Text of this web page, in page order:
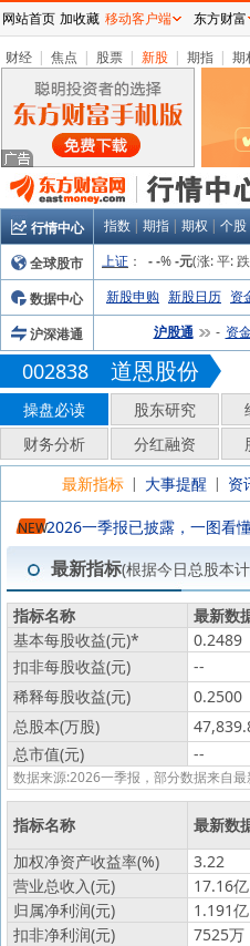
财经 | 焦点 | 股票 | 新股 | 期指 | 期
行情中心 指数 | 期指 | 期权 | 个股
全球股市
上证 ： - -% -元(涨:平:
数据中心
新股申购 新股日历 资
沪深港通
沪股通 - 资
002838 道恩股份
操盘必读
股东研究
财务分析
分红融资
最新指标 | 大事提醒 | 资
NEW2026一季报已披露，一图看
最新指标(根据今日总股本
指标名称 最新数
基本每股收益(元)* 0.2489
扣非每股收益(元)
--
稀释每股收益(元)
0.2500
总股本(万股)
总市值(元)
--
数据来源:2026一季报，部分数据来自
指标名称 最新数
加权净资产收益率(%)
3.22
营业总收入(元)
17.16亿
归属净利润(元)
1.191亿
扣非净利润(元)
7525万
网站首页 加收藏 移动客户端 东方财富